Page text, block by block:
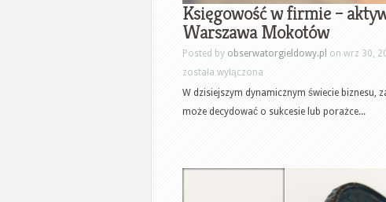
Księgowość w firmie –
Warszawa Mokotów
Posted by obserwatorgieldowy.pl on wrz 30,
została wyłączona
W dzisiejszym dynamicznym świecie biznesu,
może decydować o sukcesie lub porażce...